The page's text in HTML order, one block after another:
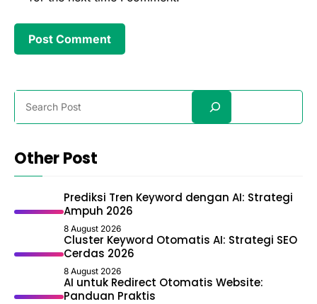
Search
Other Post
Prediksi Tren Keyword dengan AI: Strategi
Ampuh 2026
8 August 2026
Cluster Keyword Otomatis AI: Strategi SEO
Cerdas 2026
8 August 2026
AI untuk Redirect Otomatis Website:
Panduan Praktis